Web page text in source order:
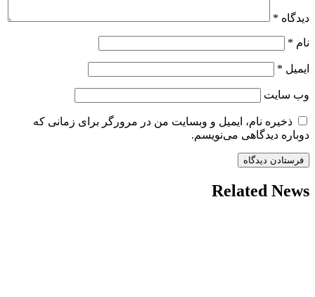
دیدگاه *
نام *
ایمیل *
وب‌ سایت
ذخیره نام، ایمیل و وبسایت من در مرورگر برای زمانی که
دوباره دیدگاهی می‌نویسم.
Related News